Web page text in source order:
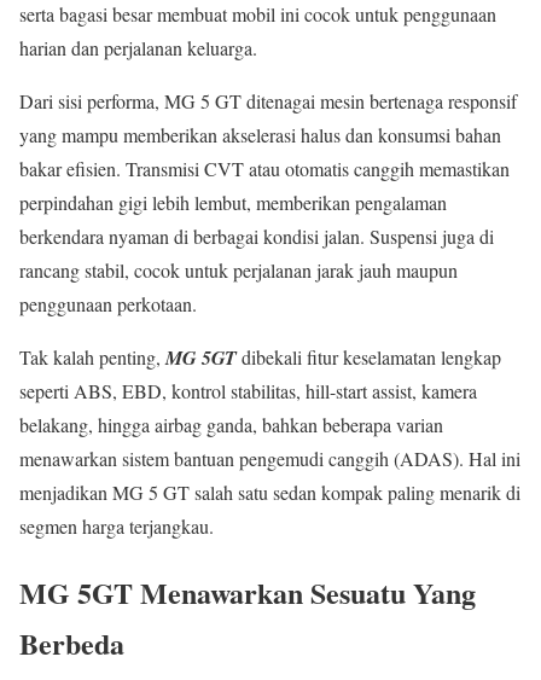
serta bagasi besar membuat mobil ini cocok untuk penggunaan
harian dan perjalanan keluarga.
Dari sisi performa, MG 5 GT ditenagai mesin bertenaga responsif
yang mampu memberikan akselerasi halus dan konsumsi bahan
bakar efisien. Transmisi CVT atau otomatis canggih memastikan
perpindahan gigi lebih lembut, memberikan pengalaman
berkendara nyaman di berbagai kondisi jalan. Suspensi juga di
rancang stabil, cocok untuk perjalanan jarak jauh maupun
penggunaan perkotaan.
Tak kalah penting, MG 5GTdibekali fitur keselamatan lengkap
seperti ABS, EBD, kontrol stabilitas, hill-start assist, kamera
belakang, hingga airbag ganda, bahkan beberapa varian
menawarkan sistem bantuan pengemudi canggih (ADAS). Hal ini
menjadikan MG 5 GT salah satu sedan kompak paling menarik di
segmen harga terjangkau.
MG 5GT Menawarkan Sesuatu Yang
Berbeda